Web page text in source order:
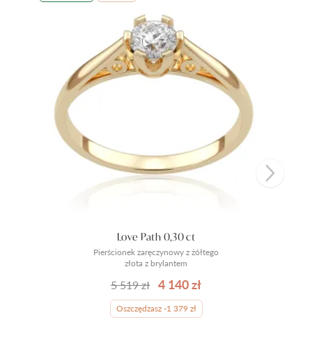
Pierścionek zaręczynowy z żółtego
złota z brylantem
Love Path 0,30 ct
5 519 zł 4 140 zł
Oszczędzasz -1 379 zł